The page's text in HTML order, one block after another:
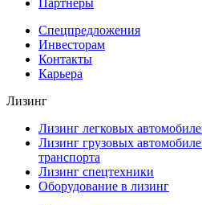
Спецпредложения
Инвесторам
Контакты
Карьера
Лизинг
Лизинг легковых
Лизинг грузовых
транспорта
Лизинг спецтехники
Оборудование в лизинг